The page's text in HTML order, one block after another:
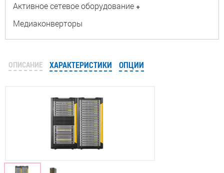
Активное сетевое оборудование +
Медиаконверторы
ОПИСАНИЕ ХАРАКТЕРИСТИКИ ОПЦИИ